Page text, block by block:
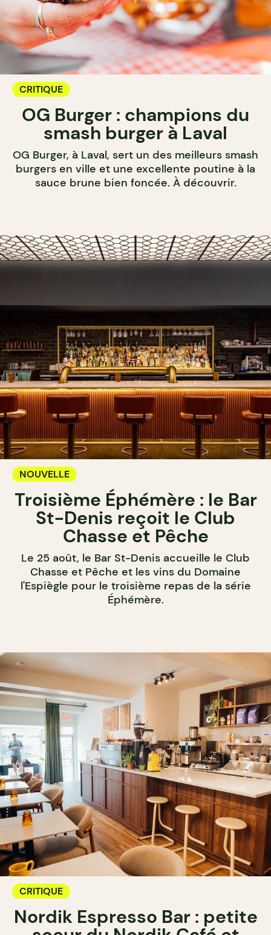
CRITIQUE
OG Burger : champions du
smash burger à Laval
OG Burger, à Laval, sert un des meilleurs smash
burgers en ville et une excellente poutine à la
sauce brune bien foncée. À découvrir.
NOUVELLE
Troisième Éphémère : le Bar
St-Denis reçoit le Club
Chasse et Pêche
Le 25 août, le Bar St-Denis accueille le Club
Chasse et Pêche et les vins du Domaine
l'Espiègle pour le troisième repas de la série
Éphémère.
CRITIQUE
Nordik Espresso Bar : petite